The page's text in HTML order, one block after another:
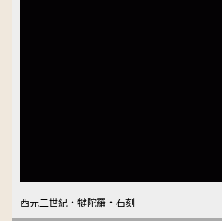
西元二世紀‧犍陀羅‧石刻